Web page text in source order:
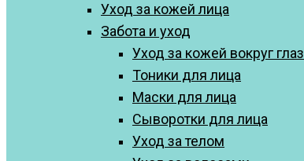
Уход за кожей лица
Забота и уход
Уход за кожей вокруг глаз
Тоники для лица
Маски для лица
Сыворотки для лица
Уход за телом